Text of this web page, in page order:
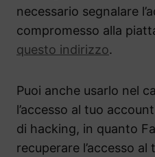
necessario segnalare
compromesso alla
questo indirizzo.
Puoi anche usarlo nel
l’accesso al tuo
di hacking, in quanto
recuperare l’accesso